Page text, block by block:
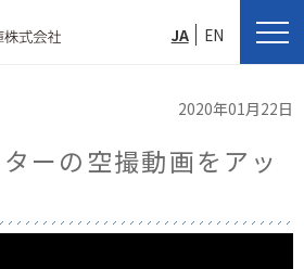
JA EN
2020年01月22日
ーの空撮動画をアッ